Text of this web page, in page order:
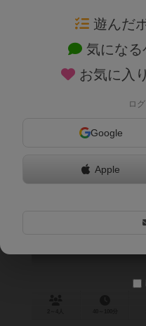
対象年齢を指定します。
マルコポー
遊んだ
気にな
お気に入
ロ
Google
Apple